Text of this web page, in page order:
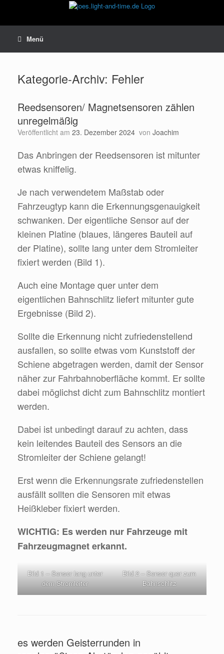
springen
Menü
Kategorie-Archiv: Fehler
Reedsensoren/ Magnetsensoren zählen
unregelmäßig
Veröffentlicht am 23. Dezember 2024 von Joachim
Das Anbringen der Reedsensoren ist mitunter
etwas kniffelig.
Je nach verwendetem Maßstab oder
Fahrzeugtyp kann die Erkennungsgenauigkeit
schwanken. Der eigentliche Sensor auf der
kleinen Platine (blaues, längeres Bauteil auf
der Platine), sollte lang unter dem Stromleiter
fixiert werden (Bild 1).
Auch eine Montage quer unter dem
eigentlichen Bahnschlitz liefert mitunter gute
Ergebnisse (Bild 2).
Sollte die Erkennung nicht zufriedenstellend
ausfallen, so sollte etwas vom Kunststoff der
Schiene abgetragen werden, damit der Sensor
näher zur Fahrbahnoberfläche kommt. Er sollte
dabei möglichst dicht zum Bahnschlitz montiert
werden.
Dabei ist unbedingt darauf zu achten, dass
kein leitendes Bauteil des Sensors an die
Stromleiter der Schiene gelangt!
Erst wenn die Erkennungsrate zufriedenstellen
ausfällt sollten die Sensoren mit etwas
Heißkleber fixiert werden.
WICHTIG: Es werden nur Fahrzeuge mit
Fahrzeugmagnet erkannt.
Bild 1 – Sensor lang unter
dem Stromleiter
Bild 2 – Sensor quer zum
Bahnschlitz
es werden Geisterrunden in